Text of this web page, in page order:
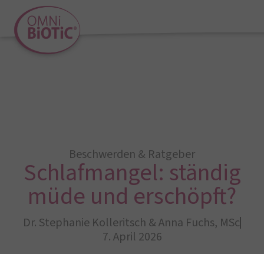
Beschwerden & Ratgeber
Schlafmangel: ständig
müde und erschöpft?
Dr. Stephanie Kolleritsch & Anna Fuchs, MSc
7. April 2026